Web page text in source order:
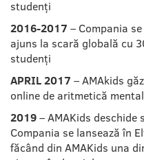
studenți
2016-2017 – Compania
ajuns la scară globală cu
studenți
APRIL 2017 – AMAkids
online de aritmetică
2019– AMAKids deschide
Compania se lansează în
făcând din AMAKids una